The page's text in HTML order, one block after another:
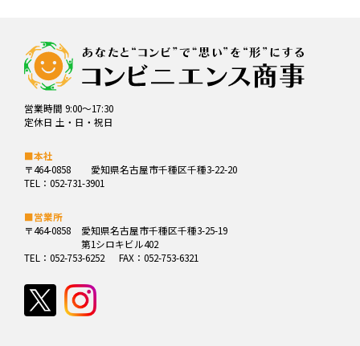
営業時間 9:00～17:30
定休日 土・日・祝日
■本社
〒464-0858
愛知県名古屋市千種区千種3-22-20
TEL：052-731-3901
■営業所
〒464-0858
愛知県名古屋市千種区千種3-25-19
第1シロキビル402
TEL：052-753-6252
FAX：052-753-6321